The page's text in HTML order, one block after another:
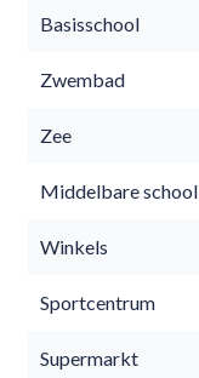
Basisschool
Zwembad
Zee
Middelbare school
Winkels
Sportcentrum
Supermarkt